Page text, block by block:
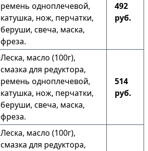
ремень одноплечевой,
катушка, нож, перчатки,
беруши, свеча, маска,
фреза.
492
руб.
Леска, масло (100г),
смазка для редуктора,
ремень одноплечевой,
катушка, нож, перчатки,
беруши, свеча, маска,
фреза.
514
руб.
Леска, масло (100г),
смазка для редуктора,